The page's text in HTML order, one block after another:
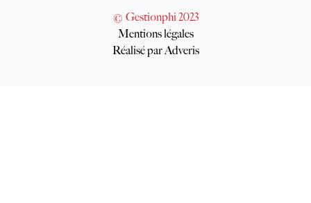
© Gestionphi 2023
Mentions légales
Réalisé par Adveris